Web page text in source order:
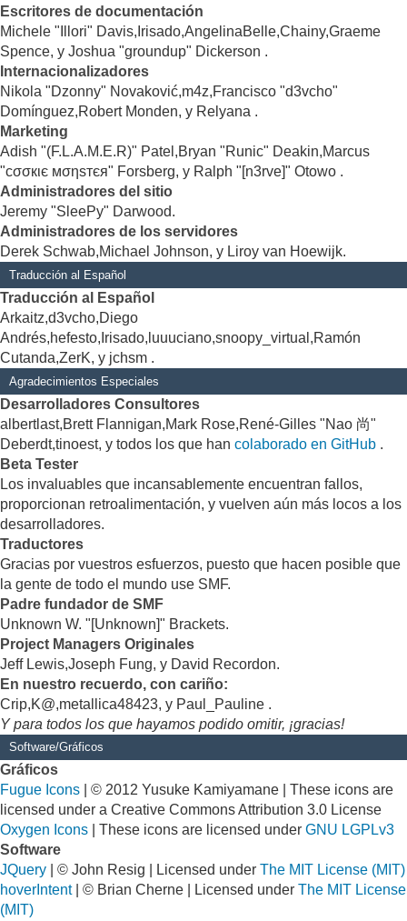
Escritores de documentación
Michele "Illori" Davis,Irisado,AngelinaBelle,Chainy,Graeme
Spence, y Joshua "groundup" Dickerson .
Internacionalizadores
Nikola "Dzonny" Novaković,m4z,Francisco "d3vcho"
Domínguez,Robert Monden, y Relyana .
Marketing
Adish "(F.L.A.M.E.R)" Patel,Bryan "Runic" Deakin,Marcus
"cσσкιє мσηѕтєя" Forsberg, y Ralph "[n3rve]" Otowo .
Administradores del sitio
Jeremy "SleePy" Darwood.
Administradores de los servidores
Derek Schwab,Michael Johnson, y Liroy van Hoewijk.
Traducción al Español
Traducción al Español
Arkaitz,d3vcho,Diego
Andrés,hefesto,Irisado,luuuciano,snoopy_virtual,Ramón
Cutanda,ZerK, y jchsm .
Agradecimientos Especiales
Desarrolladores Consultores
albertlast,Brett Flannigan,Mark Rose,René-Gilles "Nao 尚"
Deberdt,tinoest, y todos los que han colaborado en GitHub .
Beta Tester
Los invaluables que incansablemente encuentran fallos,
proporcionan retroalimentación, y vuelven aún más locos a los
desarrolladores.
Traductores
Gracias por vuestros esfuerzos, puesto que hacen posible que
la gente de todo el mundo use SMF.
Padre fundador de SMF
Unknown W. "[Unknown]" Brackets.
Project Managers Originales
Jeff Lewis,Joseph Fung, y David Recordon.
En nuestro recuerdo, con cariño:
Crip,K@,metallica48423, y Paul_Pauline .
Y para todos los que hayamos podido omitir, ¡gracias!
Software/Gráficos
Gráficos
Fugue Icons | © 2012 Yusuke Kamiyamane | These icons are
licensed under a Creative Commons Attribution 3.0 License
Oxygen Icons | These icons are licensed under GNU LGPLv3
Software
JQuery | © John Resig | Licensed under The MIT License (MIT)
hoverIntent| © Brian Cherne | Licensed under The MIT License
(MIT)